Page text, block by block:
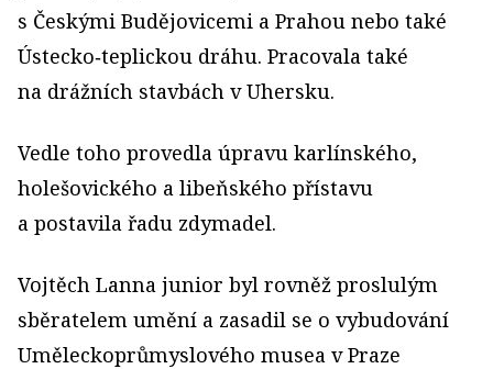
s Českými Budějovicemi a Prahou nebo také
Ústecko‑teplickou dráhu. Pracovala také
na drážních stavbách v Uhersku.
Vedle toho provedla úpravu karlínského,
holešovického a libeňského přístavu
a postavila řadu zdymadel.
Vojtěch Lanna junior byl rovněž proslulým
sběratelem umění a zasadil se o vybudování
Uměleckoprůmyslového musea v Praze